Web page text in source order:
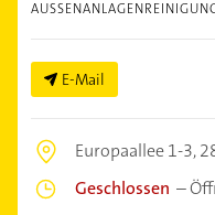
E-Mail
Europaallee 1-3,
Geschlossen –